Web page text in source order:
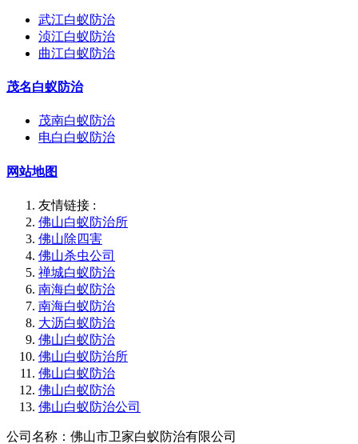
武江白蚁防治
浈江白蚁防治
曲江白蚁防治
茂名白蚁防治
茂南白蚁防治
电白白蚁防治
网站地图
友情链接 :
佛山白蚁防治所
佛山除四害
佛山杀虫公司
禅城白蚁防治
南海白蚁防治
南海白蚁防治
大沥白蚁防治
佛山白蚁防治
佛山白蚁防治所
佛山白蚁防治
佛山白蚁防治
佛山白蚁防治公司
公司名称：佛山市卫家白蚁防治有限公司